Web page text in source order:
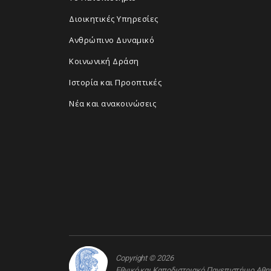
Διοικητικές Υπηρεσίες
Ανθρώπινο Δυναμικό
Κοινωνική Δράση
Ιστορία και Προοπτικές
Νέα και ανακοινώσεις
Copyright © 2026